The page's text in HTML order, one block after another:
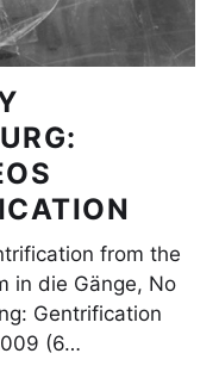
from the
in die Gänge, No
Gentrification
(6…